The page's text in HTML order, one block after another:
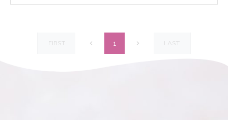
FIRST 1 LAST